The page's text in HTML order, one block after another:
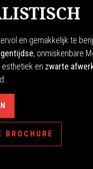
en gemakkelijk te
, onmiskenbare
esthetiek en zwarte
BROCHURE